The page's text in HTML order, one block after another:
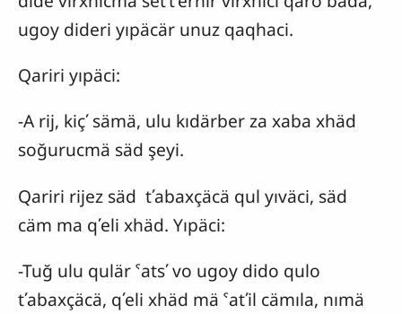
ugoy dideri yıpäcär unuz qaqhaci.
Qariri yıpäci:
-A rij, kiçʹ sämä, ulu kıdärber za xaba xhäd
soğurucmä säd şeyi.
Qariri rijez säd tʹabaxçäcä qul yıväci, säd
cäm ma qʹeli xhäd. Yıpäci:
-Tuğ ulu qulär ˁatsʹ vo ugoy dido qulo
tʹabaxçäcä, qʹeli xhäd mä ˁatʹil cämıla, nımä